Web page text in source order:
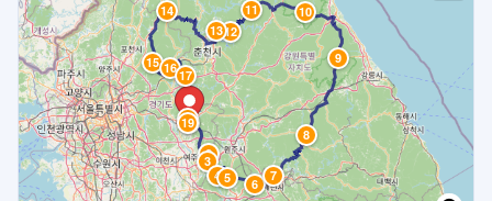
1
2
3
4 5 6
7
8
9
10
11
12
13
14
15 1617
18
19